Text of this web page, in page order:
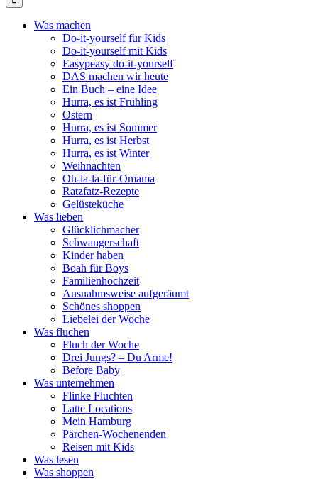
Was machen
Do-it-yourself für Kids
Do-it-yourself mit Kids
Easypeasy do-it-yourself
DAS machen wir heute
Ein Buch – eine Idee
Hurra, es ist Frühling
Ostern
Hurra, es ist Sommer
Hurra, es ist Herbst
Hurra, es ist Winter
Weihnachten
Oh-la-la-für-Omama
Ratzfatz-Rezepte
Gelüsteküche
Was lieben
Glücklichmacher
Schwangerschaft
Kinder haben
Boah für Boys
Familienhochzeit
Ausnahmsweise aufgeräumt
Schönes shoppen
Liebelei der Woche
Was fluchen
Fluch der Woche
Drei Jungs? – Du Arme!
Before Baby
Was unternehmen
Flinke Fluchten
Latte Locations
Mein Hamburg
Pärchen-Wochenenden
Reisen mit Kids
Was lesen
Was shoppen